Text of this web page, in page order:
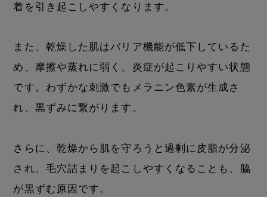
着を引き起こしやすくなります。
また、乾燥した肌はバリア機能が低下しているた
め、摩擦や蒸れに弱く、炎症が起こりやすい状態
です。わずかな刺激でもメラニン色素が生成さ
れ、黒ずみに繋がります。
さらに、乾燥から肌を守ろうと過剰に皮脂が分泌
され、毛穴詰まりを起こしやすくなることも、脇
が黒ずむ原因です。